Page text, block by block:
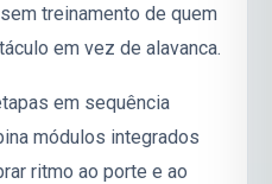
treinamento de quem
em vez de alavanca.
em sequência
módulos integrados
ritmo ao porte e ao